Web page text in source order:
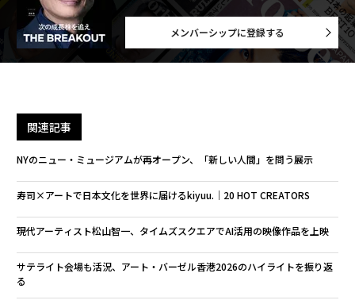
メンバーシップに登録する
関連記事
NYのニュー・ミュージアムが再オープン、「新しい人間」を問う展示
寿司×アートで日本文化を世界に届けるkiyuu.│20 HOT CREATORS
現代アーティスト松山智一、タイムズスクエアでAI活用の映像作品を上映
サテライト会場も活況、アート・バーゼル香港2026のハイライトを振り返
る